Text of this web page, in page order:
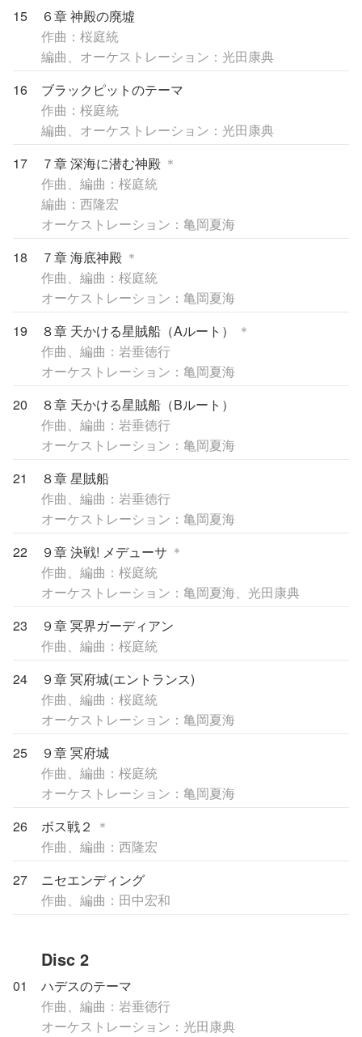
15
６章 神殿の廃墟
作曲：桜庭統
編曲、オーケストレーション：光田康典
16
ブラックピットのテーマ
作曲：桜庭統
編曲、オーケストレーション：光田康典
17
７章 深海に潜む神殿 ＊
作曲、編曲：桜庭統
編曲：西隆宏
オーケストレーション：亀岡夏海
18
７章 海底神殿 ＊
作曲、編曲：桜庭統
オーケストレーション：亀岡夏海
19
８章 天かける星賊船（Aルート）
＊
作曲、編曲：岩垂徳行
オーケストレーション：亀岡夏海
20
８章 天かける星賊船（Bルート）
作曲、編曲：岩垂徳行
オーケストレーション：亀岡夏海
21
８章 星賊船
作曲、編曲：岩垂徳行
オーケストレーション：亀岡夏海
22
９章 決戦! メデューサ ＊
作曲、編曲：桜庭統
オーケストレーション：亀岡夏海、光田康典
23
９章 冥界ガーディアン
作曲、編曲：桜庭統
24
９章 冥府城(エントランス)
作曲、編曲：桜庭統
オーケストレーション：亀岡夏海
25
９章 冥府城
作曲、編曲：桜庭統
オーケストレーション：亀岡夏海
26
ボス戦２ ＊
作曲、編曲：西隆宏
27
ニセエンディング
作曲、編曲：田中宏和
Disc 2
01
ハデスのテーマ
作曲、編曲：岩垂徳行
オーケストレーション：光田康典